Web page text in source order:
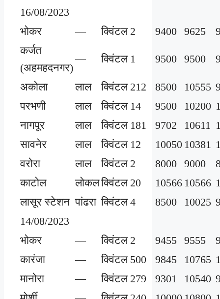
16/08/2023
भोकर
— क्विंटल 2 9400 9625
कर्जत
(अहमहदनगर)
— क्विंटल 1 9500 9500
अकोला लाल क्विंटल 212 8500 10555
परभणी
लाल क्विंटल 14 9500 10200
नागपूर
लाल क्विंटल 181 9702 10611
सावनेर
लाल क्विंटल 12 10050 10381
वरोरा
लाल क्विंटल 2 8000 9000
काटोल
लोकलक्विंटल 20 10566 10566
लासूर स्टेशन पांढरा क्विंटल 4 8500 10025
14/08/2023
भोकर
— क्विंटल 2 9455 9555
कारंजा
— क्विंटल 500 9845 10765
मानोरा
— क्विंटल 279 9301 10540